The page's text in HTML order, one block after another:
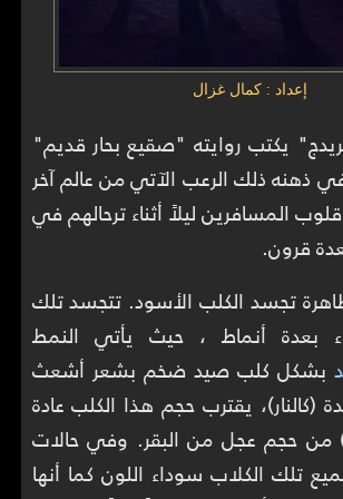
إعداد : كمال غزال
يكتب روايته "صقيع بحار قديم"
ذهنه ذلك الرعب الآتي من عالم آخر
المسافرين ليلاً أثناء ترحالهم في
قرون.
تجسد الكلب الأسود. تتجسد تلك
بعدة أنماط ، حيث يأتي النمط
بشكل كلب صيد ضخم بشعر أشعث
(كالنار)، يقترب حجم هذا الكلب عادة
من حجم عجل من البقر. وفي حالات
تلك الكلاب سوداء اللون كما أنها